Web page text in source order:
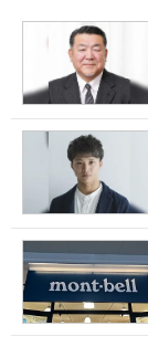
モノづくり技
エレクトロニ
電子設計の基
エネルギーの
建設×テクノロ
ちょっと気に